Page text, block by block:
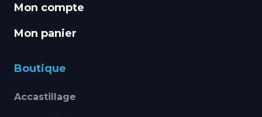
Mon compte
Mon panier
Boutique
Accastillage